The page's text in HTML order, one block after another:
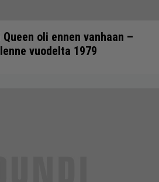
oli ennen vanhaan –
vuodelta 1979